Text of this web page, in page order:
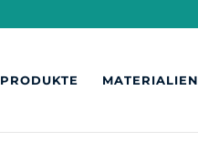
PRODUKTE MATERIALIEN